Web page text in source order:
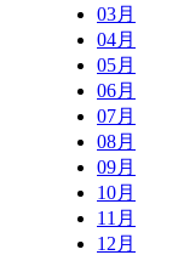
03月
04月
05月
06月
07月
08月
09月
10月
11月
12月